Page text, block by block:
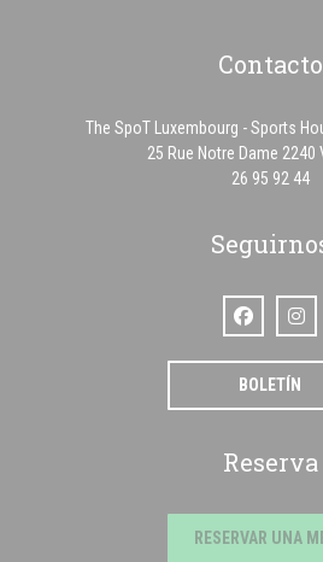
Contacto
The SpoT Luxembourg - Sports
25 Rue Notre Dame 2240
26 95 92 44
Facebook
BOLETÍN
Reserva
RESERVAR UNA